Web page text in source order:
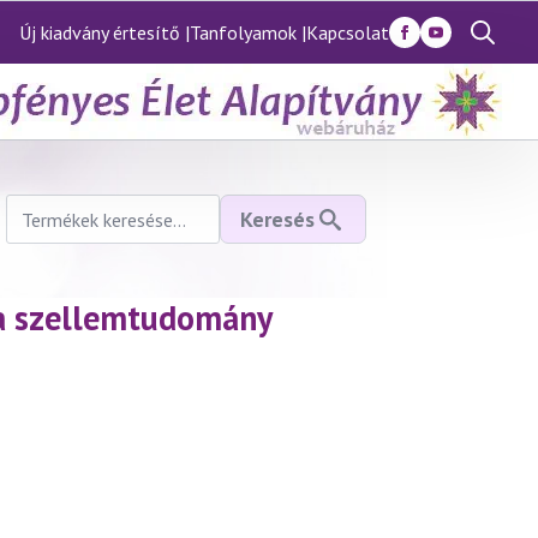
Új kiadvány értesítő |Tanfolyamok |Kapcsolat
Search
for:
Keresés
következőre:
Keresés
szellemtudomány